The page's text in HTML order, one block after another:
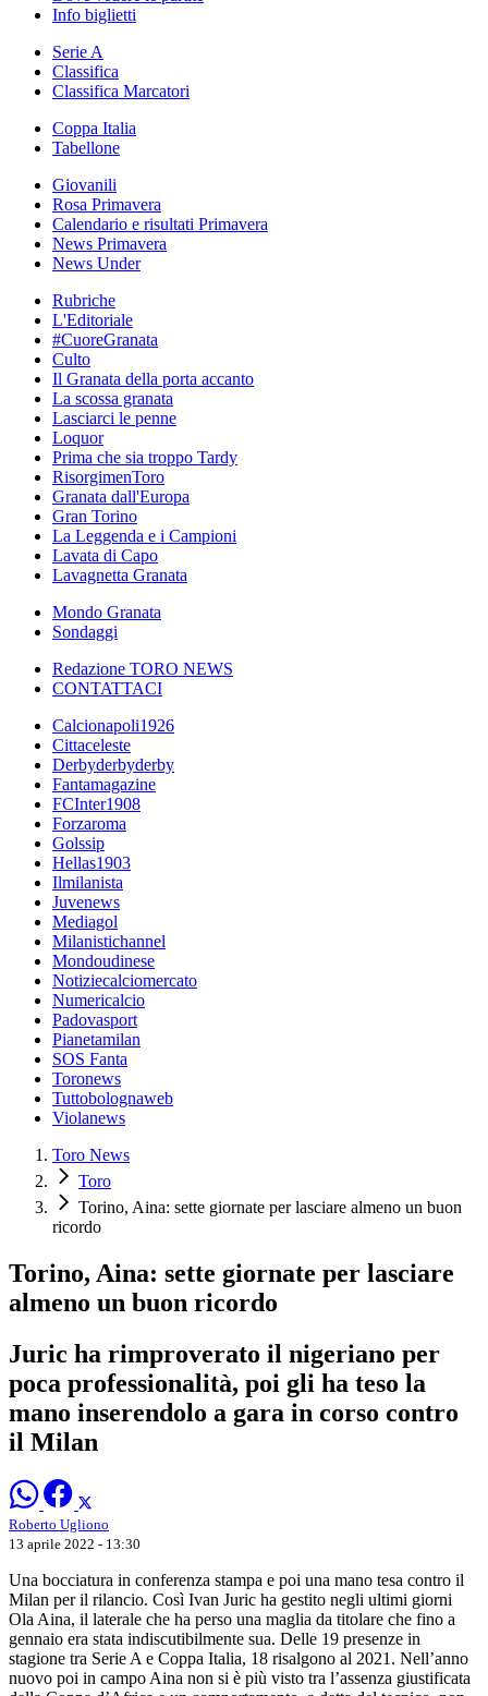
Info biglietti
Serie A
Classifica
Classifica Marcatori
Coppa Italia
Tabellone
Giovanili
Rosa Primavera
Calendario e risultati Primavera
News Primavera
News Under
Rubriche
L'Editoriale
#CuoreGranata
Culto
Il Granata della porta accanto
La scossa granata
Lasciarci le penne
Loquor
Prima che sia troppo Tardy
RisorgimenToro
Granata dall'Europa
Gran Torino
La Leggenda e i Campioni
Lavata di Capo
Lavagnetta Granata
Mondo Granata
Sondaggi
Redazione TORO NEWS
CONTATTACI
Calcionapoli1926
Cittaceleste
Derbyderbyderby
Fantamagazine
FCInter1908
Forzaroma
Golssip
Hellas1903
Ilmilanista
Juvenews
Mediagol
Milanistichannel
Mondoudinese
Notiziecalciomercato
Numericalcio
Padovasport
Pianetamilan
SOS Fanta
Toronews
Tuttobolognaweb
Violanews
Toro News
Toro
Torino, Aina: sette giornate per lasciare almeno un buon
ricordo
Torino, Aina: sette giornate per lasciare
almeno un buon ricordo
Juric ha rimproverato il nigeriano per
poca professionalità, poi gli ha teso la
mano inserendolo a gara in corso contro
il Milan
Roberto Ugliono
13 aprile 2022 - 13:30
Una bocciatura in conferenza stampa e poi una mano tesa contro il
Milan per il rilancio. Così Ivan Juric ha gestito negli ultimi giorni
Ola Aina, il laterale che ha perso una maglia da titolare che fino a
gennaio era stata indiscutibilmente sua. Delle 19 presenze in
stagione tra Serie A e Coppa Italia, 18 risalgono al 2021. Nell’anno
nuovo poi in campo Aina non si è più visto tra l’assenza giustificata